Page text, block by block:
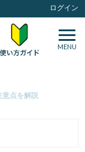
ログイン
MENU
意点を解説